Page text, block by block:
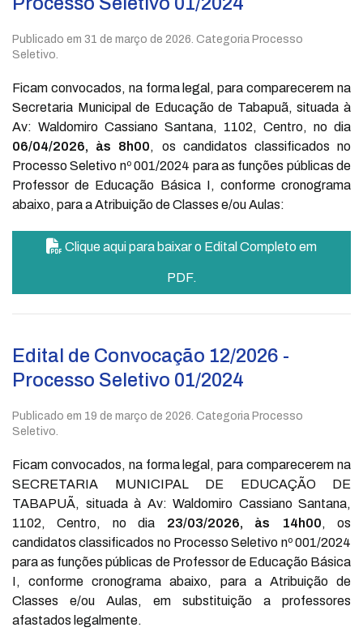
Publicado em 31 de março de 2026 . Categoria Processo
Seletivo.
Ficam convocados, na forma legal, para comparecerem na
Secretaria Municipal de Educação de Tabapuã, situada à
Av: Waldomiro Cassiano Santana, 1102, Centro, no dia
06/04/2026, às 8h00, os candidatos classificados no
Processo Seletivo nº 001/2024 para as funções públicas de
Professor de Educação Básica I, conforme cronograma
abaixo, para a Atribuição de Classes e/ou Aulas:
Clique aqui para baixar o Edital Completo em
PDF.
Edital de Convocação 12/2026 -
Processo Seletivo 01/2024
Publicado em 19 de março de 2026 . Categoria Processo
Seletivo.
Ficam convocados, na forma legal, para comparecerem na
SECRETARIA MUNICIPAL DE EDUCAÇÃO DE
TABAPUÃ, situada à Av: Waldomiro Cassiano Santana,
1102, Centro, no dia 23/03/2026, às 14h00, os
candidatos classificados no Processo Seletivo nº 001/2024
para as funções públicas de Professor de Educação Básica
I, conforme cronograma abaixo, para a Atribuição de
Classes e/ou Aulas, em substituição a professores
afastados legalmente.